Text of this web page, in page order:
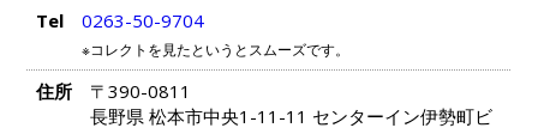
Tel 0263-50-9704
※コレクトを見たというとスムーズです。
住所
〒390-0811
長野県 松本市中央1-11-11 センターイン伊勢町ビ